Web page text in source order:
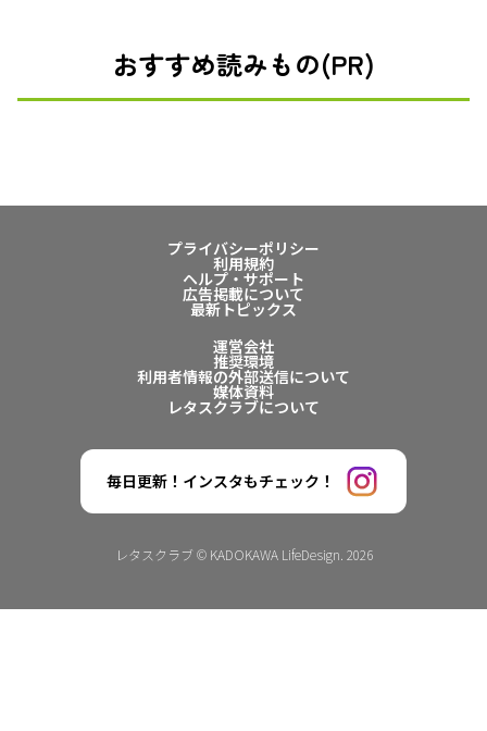
おすすめ読みもの(PR)
プライバシーポリシー
利用規約
ヘルプ・サポート
広告掲載について
最新トピックス
運営会社
推奨環境
利用者情報の外部送信について
媒体資料
レタスクラブについて
毎日更新！インスタもチェック！
レタスクラブ © KADOKAWA LifeDesign. 2026